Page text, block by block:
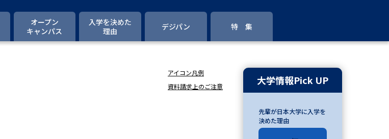
大学研究 大学検索
国際・グローバルに強い大学特集
デジタルパンフレット
オープン
キャンパス
入学を決めた
理由
デジパン 特 集
アイコン凡例
資料請求上のご注意
大学情報Pick UP
先輩が日本大学に入学を
決めた理由